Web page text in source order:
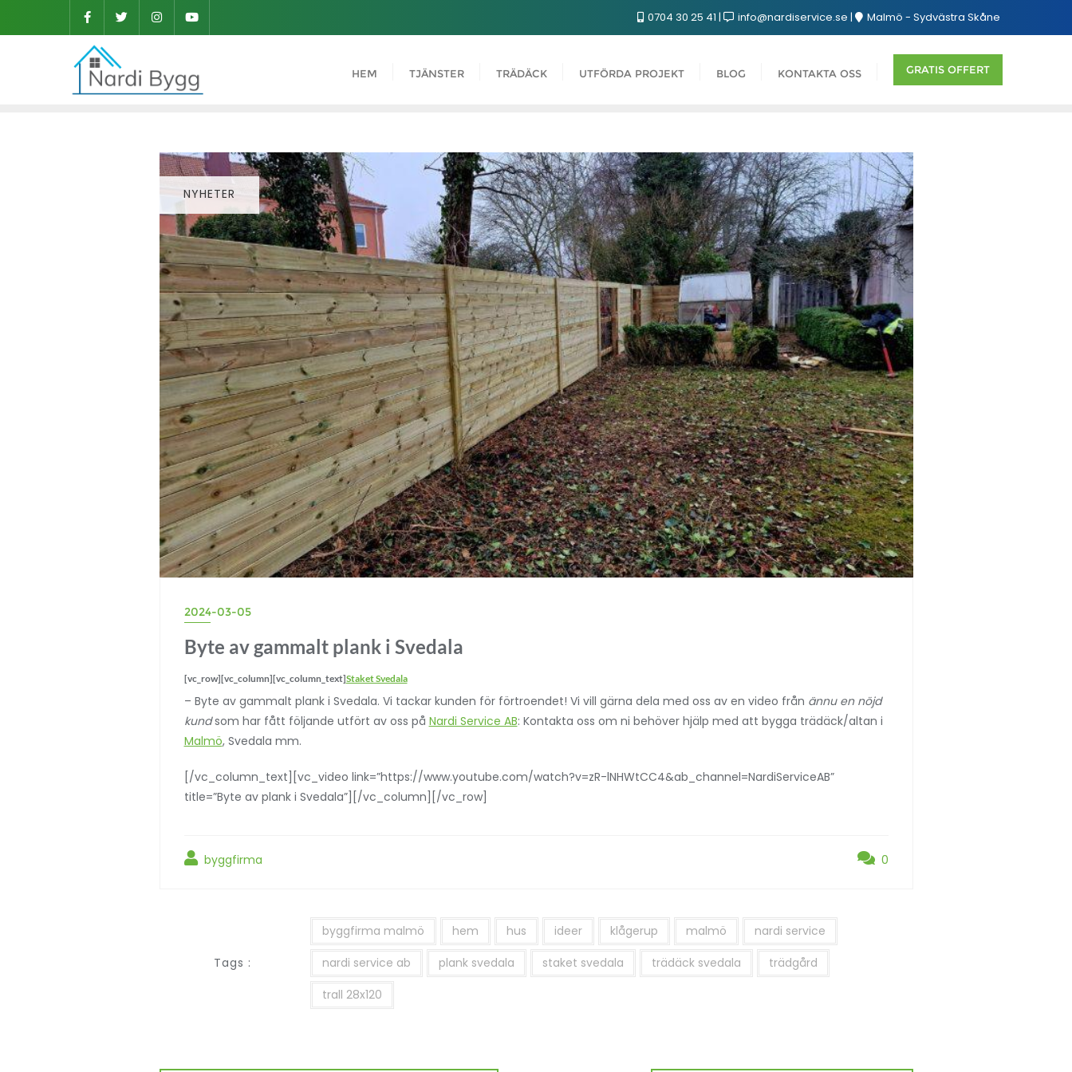
0704 30 25 41 info@nardiservice.se Malmö - Sydvästra Skåne
HEM TJÄNSTER TRÄDÄCK UTFÖRDA PROJEKT BLOG KONTAKTA OSS GRATIS OFFERT
NYHETER
2024-03-05
Byte av gammalt plank i Svedala
[vc_row][vc_column][vc_column_text]Staket Svedala
– Byte av gammalt plank i Svedala. Vi tackar kunden för förtroendet! Vi vill gärna dela med oss av en video från ännu en nöjd
kundsom har fått följande utfört av oss på Nardi Service AB: Kontakta oss om ni behöver hjälp med att bygga trädäck/altan i
Malmö, Svedala mm.
[/vc_column_text][vc_video link=”https://www.youtube.com/watch?v=zR-lNHWtCC4&ab_channel=NardiServiceAB”
title=”Byte av plank i Svedala”][/vc_column][/vc_row]
byggfirma 0
Tags :
byggfirma malmö hem hus ideer klågerup malmö
nardi service
nardi service ab
plank svedala staket svedala trädäck svedala
trädgård
trall 28x120